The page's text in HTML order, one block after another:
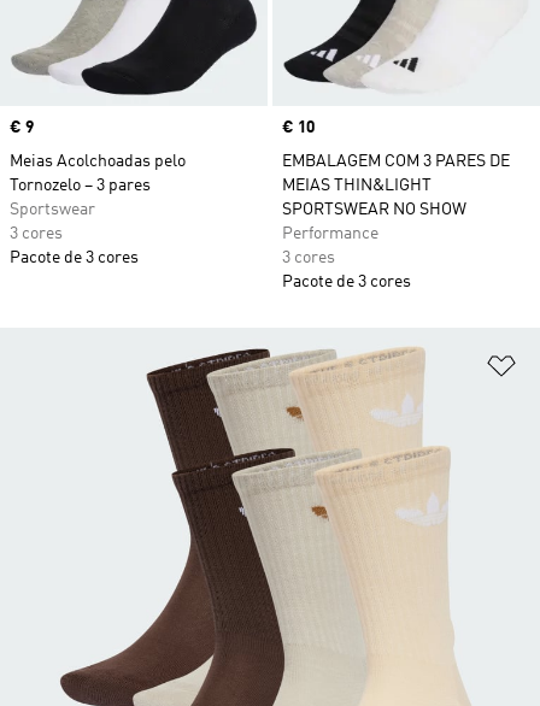
Price
€ 9
Meias Acolchoadas pelo
Tornozelo – 3 pares
Sportswear
3 cores
Pacote de 3 cores
Price
€ 10
EMBALAGEM COM 3 PARES DE
MEIAS THIN&LIGHT
SPORTSWEAR NO SHOW
Performance
3 cores
Pacote de 3 cores